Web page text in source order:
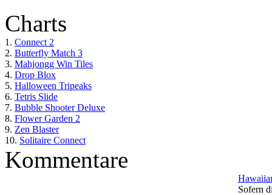
Charts
1. Connect 2
2. Butterfly Match 3
3. Mahjongg Win Tiles
4. Drop Blox
5. Halloween Tripeaks
6. Tetris Slide
7. Bubble Shooter Deluxe
8. Flower Garden 2
9. Zen Blaster
10. Solitaire Connect
Kommentare
Sofern